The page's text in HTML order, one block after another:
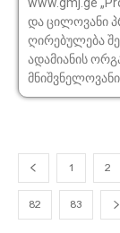
www.gmj.ge
და ცილოვანი
ღირებულება
ადამიანის
მნიშვნელოვანი
1 2
82 83